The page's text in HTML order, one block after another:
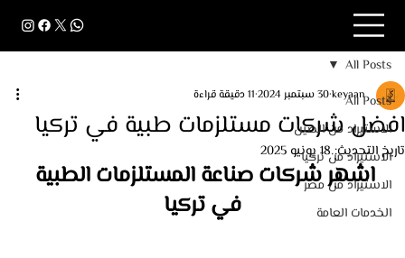
All Posts
الاستيراد من الصين
الاستيراد من تركيا
الاستيراد من مصر
الخدمات العامة
All Posts
افضل شركات مستلزمات طبية في تركيا
keyaan30 سبتمبر 2024 11 دقيقة قراءة
تاريخ التحديث:18 يونيو 2025
اشهر شركات صناعة المستلزمات الطبية
في تركيا